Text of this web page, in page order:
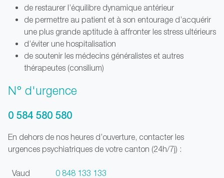
de restaurer l’équilibre dynamique antérieur
de permettre au patient et à son entourage d’acquérir
une plus grande aptitude à affronter les stress ultérieurs
d’éviter une hospitalisation
de soutenir les médecins généralistes et autres
thérapeutes (consilium)
N° d'urgence
0 584 580 580
En dehors de nos heures d’ouverture, contacter les
urgences psychiatriques de votre canton (24h/7j) :
Vaud 0 848 133 133